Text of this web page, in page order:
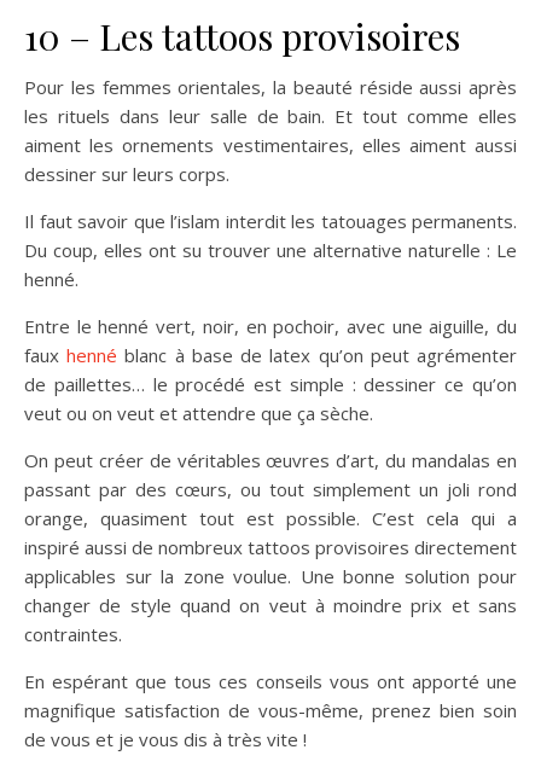
10 – Les tattoos provisoires
Pour les femmes orientales, la beauté réside aussi après
les rituels dans leur salle de bain. Et tout comme elles
aiment les ornements vestimentaires, elles aiment aussi
dessiner sur leurs corps.
Il faut savoir que l’islam interdit les tatouages permanents.
Du coup, elles ont su trouver une alternative naturelle : Le
henné.
Entre le henné vert, noir, en pochoir, avec une aiguille, du
fauxhenné blanc à base de latex qu’on peut agrémenter
de paillettes… le procédé est simple : dessiner ce qu’on
veut ou on veut et attendre que ça sèche.
On peut créer de véritables œuvres d’art, du mandalas en
passant par des cœurs, ou tout simplement un joli rond
orange, quasiment tout est possible. C’est cela qui a
inspiré aussi de nombreux tattoos provisoires directement
applicables sur la zone voulue. Une bonne solution pour
changer de style quand on veut à moindre prix et sans
contraintes.
En espérant que tous ces conseils vous ont apporté une
magnifique satisfaction de vous-même, prenez bien soin
de vous et je vous dis à très vite !